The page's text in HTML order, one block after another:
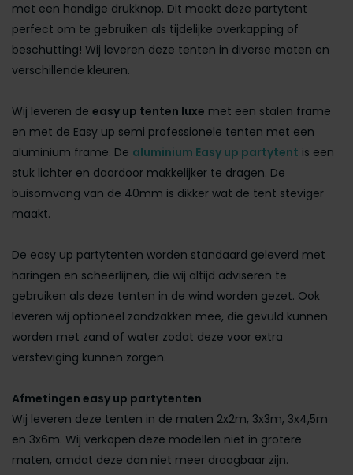
met een handige drukknop. Dit maakt deze partytent
perfect om te gebruiken als tijdelijke overkapping of
beschutting! Wij leveren deze tenten in diverse maten en
verschillende kleuren.
Wij leveren de easy up tenten luxe met een stalen frame
en met de Easy up semi professionele tenten met een
aluminium frame. De aluminium Easy up partytent is een
stuk lichter en daardoor makkelijker te dragen. De
buisomvang van de 40mm is dikker wat de tent steviger
maakt.
De easy up partytenten worden standaard geleverd met
haringen en scheerlijnen, die wij altijd adviseren te
gebruiken als deze tenten in de wind worden gezet. Ook
leveren wij optioneel zandzakken mee, die gevuld kunnen
worden met zand of water zodat deze voor extra
versteviging kunnen zorgen.
Afmetingen easy up partytenten
Wij leveren deze tenten in de maten 2x2m, 3x3m, 3x4,5m
en 3x6m. Wij verkopen deze modellen niet in grotere
maten, omdat deze dan niet meer draagbaar zijn.